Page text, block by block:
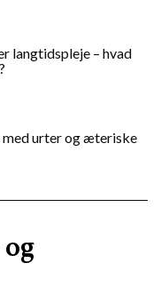
langtidspleje – hvad
urter og æteriske